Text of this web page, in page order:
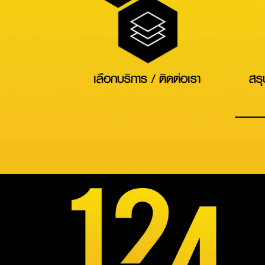
เลือกบริการ / ติดต่อเรา ส